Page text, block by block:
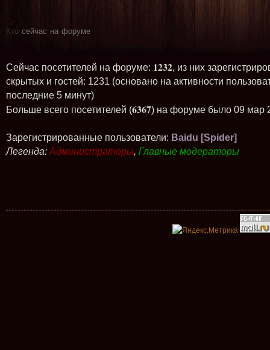
Кто сейчас на форуме
Сейчас посетителей на форуме: 1232, из них
скрытых и гостей: 1231 (основано на активности
последние 5 минут)
Больше всего посетителей (6367) на форуме было 09 мар
Зарегистрированные пользователи: Baidu [Spider]
Легенда: Администраторы, Главные модераторы